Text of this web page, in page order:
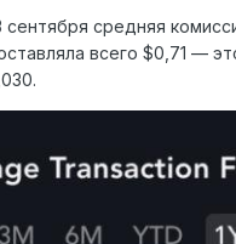
средняя
всего $0,71 —